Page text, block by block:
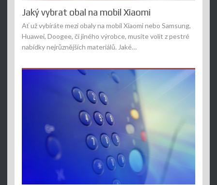
Jaký vybrat obal na mobil Xiaomi
Ať už vybíráte mezi obaly na mobil Xiaomi nebo Samsung,
Huawei, Doogee, či jiného výrobce, musíte volit z pestré
nabídky nejrůznějších materiálů. Jaké…